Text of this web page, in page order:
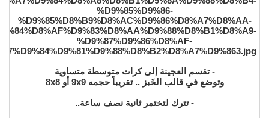
- تقسم العجينة إلى كرات متوسطة متساوية
وتوضع في قالب الخَبز .. تقريباً حجمه 9x9 أو 8x8
- تترك لتختمر ثانية نصف ساعة..